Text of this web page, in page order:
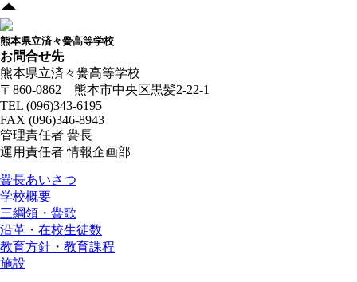
熊本県立済々黌高等学校
お問合せ先
熊本県立済々黌高等学校
〒860-0862 熊本市中央区黒髪2-22-1
TEL (096)343-6195
FAX (096)346-8943
管理責任者 黌長
運用責任者 情報企画部
黌長あいさつ
学校概要
三綱領・黌歌
沿革・在校生徒数
教育方針・教育課程
施設